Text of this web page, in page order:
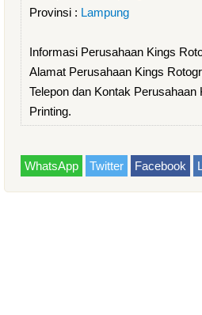
Provinsi : Lampung
Informasi Perusahaan Kings
Alamat Perusahaan Kings
Telepon dan Kontak
Printing.
WhatsApp Twitter Facebook